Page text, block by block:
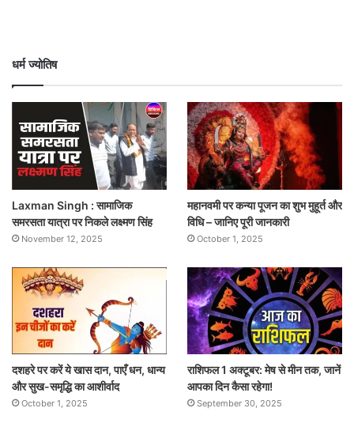
धर्म ज्योतिष
Laxman Singh : सामाजिक
समरसता यात्रा पर निकले लक्ष्मण सिंह
November 12, 2025
महानवमी पर कन्या पूजन का शुभ मुहूर्त और
विधि – जानिए पूरी जानकारी
October 1, 2025
दशहरे पर करें ये खास दान, पाएँ धन, धान्य
और सुख-समृद्धि का आशीर्वाद
October 1, 2025
राशिफल 1 अक्टूबर: मेष से मीन तक, जानें
आपका दिन कैसा रहेगा!
September 30, 2025